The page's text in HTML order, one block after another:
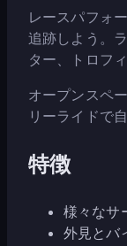
レースパフォ
追跡しよう。
ター、トロフ
オープンスペ
リーライドで
特徴
様々なサ
外見とバ